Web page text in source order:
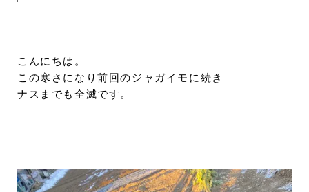
こんにちは。
この寒さになり前回のジャガイモに続き
ナスまでも全滅です。